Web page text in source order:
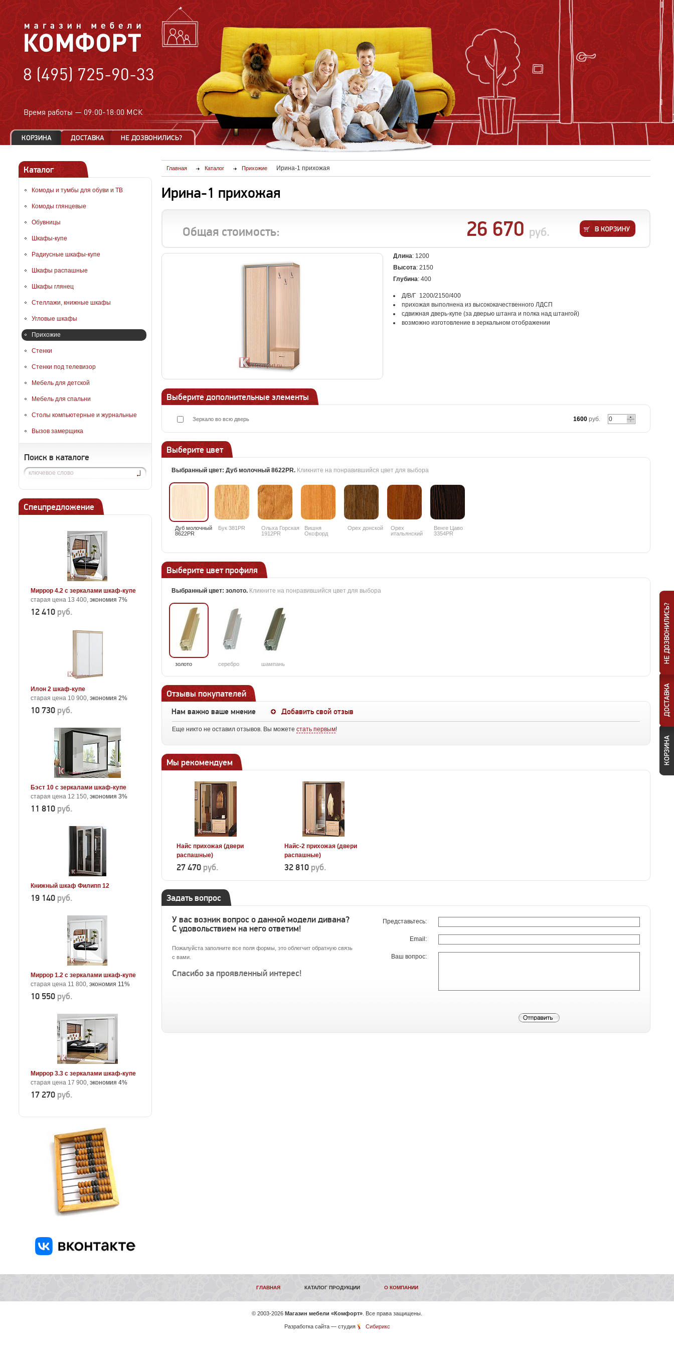
8 (495) 725-90-33
Время работы — 09:00-18:00 МСК
Каталог
Комоды и тумбы для обуви и ТВ
Комоды глянцевые
Обувницы
Шкафы-купе
Радиусные шкафы-купе
Шкафы распашные
Шкафы глянец
Стеллажи, книжные шкафы
Угловые шкафы
Прихожие
Стенки
Стенки под телевизор
Мебель для детской
Мебель для спальни
Столы компьютерные и журнальные
Вызов замерщика
Поиск в каталоге
Спецпредложение
Миррор 4.2 с зеркалами шкаф-купе
старая цена 13 400, экономия 7%
12 410 руб.
Илон 2 шкаф-купе
старая цена 10 900, экономия 2%
10 730 руб.
Бэст 10 с зеркалами шкаф-купе
старая цена 12 150, экономия 3%
11 810 руб.
Книжный шкаф Филипп 12
19 140 руб.
Миррор 1.2 с зеркалами шкаф-купе
старая цена 11 800, экономия 11%
10 550 руб.
Миррор 3.3 с зеркалами шкаф-купе
старая цена 17 900, экономия 4%
17 270 руб.
Главная Каталог Прихожие Ирина-1 прихожая
Ирина-1 прихожая
Общая стоимость: 26 670 руб.
Длина: 1200
Высота: 2150
Глубина: 400
Д/В/Г 1200/2150/400
прихожая выполнена из высококачественного ЛДСП
сдвижная дверь-купе (за дверью штанга и полка над штангой)
возможно изготовление в зеркальном отображении
Выберите дополнительные элементы
Зеркало во всю дверь 1600 руб.
Выберите цвет
Выбранный цвет: Дуб молочный 8622PR. Кликните на понравившийся цвет для выбора
Дуб молочный
8622PR
Бук 381PR
Ольха Горская
1912PR
Вишня
Оксфорд
Орех донской
Орех
итальянский
Венге Цаво
3354PR
Выберите цвет профиля
Выбранный цвет: золото. Кликните на понравившийся цвет для выбора
золото серебро шампань
Отзывы покупателей
Нам важно ваше мнение Добавить свой отзыв
Еще никто не оставил отзывов. Вы можете стать первым!
Мы рекомендуем
Найс прихожая (двери
распашные)
27 470 руб.
Найс-2 прихожая (двери
распашные)
32 810 руб.
Задать вопрос
У вас возник вопрос о данной модели дивана?
С удовольствием на него ответим!
Пожалуйста заполните все поля формы, это облегчит обратную связь
с вами.
Спасибо за проявленный интерес!
Представьтесь:
Email:
Ваш вопрос:
ГЛАВНАЯ КАТАЛОГ ПРОДУКЦИИ О КОМПАНИИ
© 2003-2026 Магазин мебели «Комфорт» . Все права защищены.
Разработка сайта— студия Сибирикс